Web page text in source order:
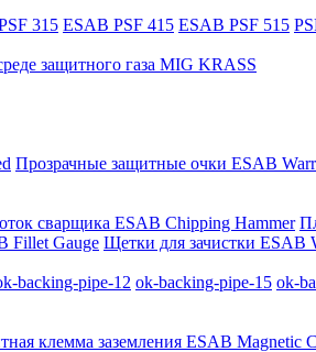
315 ESAB PSF 415 ESAB PSF 515
защитного газа MIG KRASS
Прозрачные защитные очки ESAB
сварщика ESAB Chipping Hammer
Fillet Gauge Щетки для зачистки ESAB
backing-pipe-12 ok-backing-pipe-15 ok-
клемма заземления ESAB Magnetic